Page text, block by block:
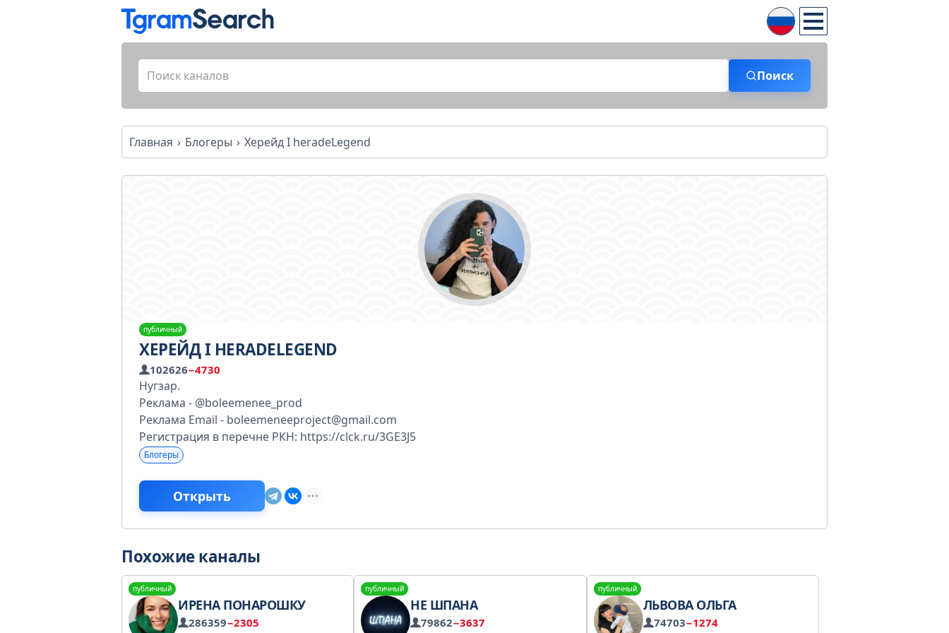
Поиск
Главная Блогеры Херейд I heradeLegend
публичный
ХЕРЕЙД I HERADELEGEND
102626−4730
Нугзар.
Реклама - @boleemenee_prod
Реклама Email - boleemeneeproject@gmail.com
Регистрация в перечне РКН: https://clck.ru/3GE3J5
Блогеры
Открыть
Похожие каналы
публичный
ИРЕНА ПОНАРОШКУ
286359−2305
публичный
НЕ ШПАНА
79862−3637
публичный
ЛЬВОВА ОЛЬГА
74703−1274